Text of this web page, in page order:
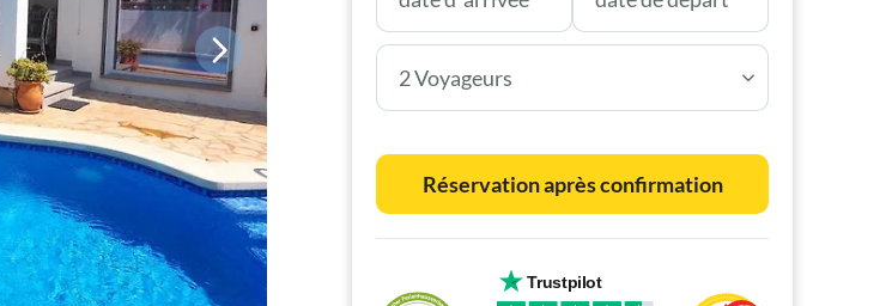
2 Voyageurs
Réservation après confirmation